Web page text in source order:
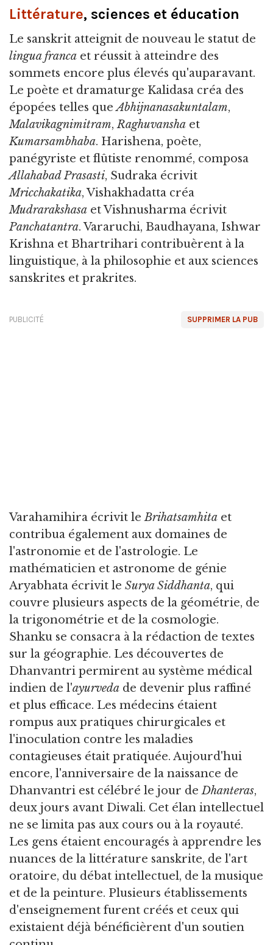
Littérature, sciences et éducation
Le sanskrit atteignit de nouveau le statut de
lingua franca et réussit à atteindre des
sommets encore plus élevés qu'auparavant.
Le poète et dramaturge Kalidasa créa des
épopées telles queAbhijnanasakuntalam,
Malavikagnimitram,Raghuvansha et
Kumarsambhaba. Harishena, poète,
panégyriste et flûtiste renommé, composa
Allahabad Prasasti, Sudraka écrivit
Mricchakatika, Vishakhadatta créa
Mudrarakshasa et Vishnusharma écrivit
Panchatantra. Vararuchi, Baudhayana, Ishwar
Krishna et Bhartrihari contribuèrent à la
linguistique, à la philosophie et aux sciences
sanskrites et prakrites.
SUPPRIMER LA PUB
PUBLICITÉ
Varahamihira écrivit leBrihatsamhita et
contribua également aux domaines de
l'astronomie et de l'astrologie. Le
mathématicien et astronome de génie
Aryabhata écrivit le Surya Siddhanta, qui
couvre plusieurs aspects de la géométrie, de
la trigonométrie et de la cosmologie.
Shanku se consacra à la rédaction de textes
sur la géographie. Les découvertes de
Dhanvantri permirent au système médical
indien de l'ayurveda de devenir plus raffiné
et plus efficace. Les médecins étaient
rompus aux pratiques chirurgicales et
l'inoculation contre les maladies
contagieuses était pratiquée. Aujourd'hui
encore, l'anniversaire de la naissance de
Dhanvantri est célébré le jour deDhanteras,
deux jours avant Diwali. Cet élan intellectuel
ne se limita pas aux cours ou à la royauté.
Les gens étaient encouragés à apprendre les
nuances de la littérature sanskrite, de l'art
oratoire, du débat intellectuel, de la musique
et de la peinture. Plusieurs établissements
d'enseignement furent créés et ceux qui
existaient déjà bénéficièrent d'un soutien